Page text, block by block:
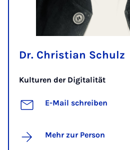
Dr. Christian Schulz
Kulturen der Digitalität
E-Mail schreiben
Mehr zur Person